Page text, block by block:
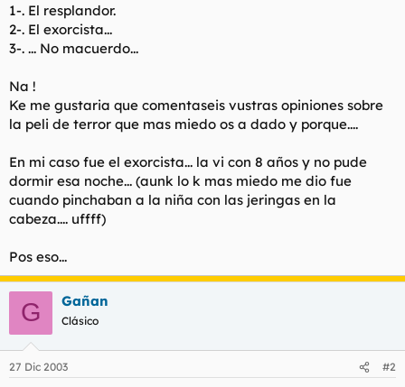
1-. El resplandor.
2-. El exorcista...
3-. ... No macuerdo...
Na !
Ke me gustaria que comentaseis vustras opiniones sobre
la peli de terror que mas miedo os a dado y porque....
En mi caso fue el exorcista... la vi con 8 años y no pude
dormir esa noche... (aunk lo k mas miedo me dio fue
cuando pinchaban a la niña con las jeringas en la
cabeza.... uffff)
Pos eso...
G Gañan
Clásico
27 Dic 2003 #2